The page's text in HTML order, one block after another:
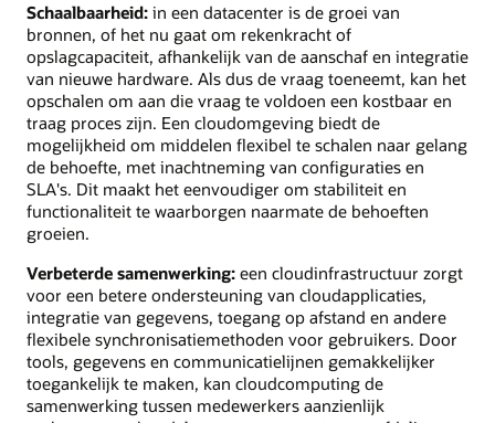
Schaalbaarheid: in een datacenter is de groei van
bronnen, of het nu gaat om rekenkracht of
opslagcapaciteit, afhankelijk van de aanschaf en integratie
van nieuwe hardware. Als dus de vraag toeneemt, kan het
opschalen om aan die vraag te voldoen een kostbaar en
traag proces zijn. Een cloudomgeving biedt de
mogelijkheid om middelen flexibel te schalen naar gelang
de behoefte, met inachtneming van configuraties en
SLA's. Dit maakt het eenvoudiger om stabiliteit en
functionaliteit te waarborgen naarmate de behoeften
groeien.
Verbeterde samenwerking: een cloudinfrastructuur zorgt
voor een betere ondersteuning van cloudapplicaties,
integratie van gegevens, toegang op afstand en andere
flexibele synchronisatiemethoden voor gebruikers. Door
tools, gegevens en communicatielijnen gemakkelijker
toegankelijk te maken, kan cloudcomputing de
samenwerking tussen medewerkers aanzienlijk